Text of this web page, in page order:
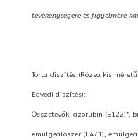
tevékenységére és figyelmére
Torta díszítés (Rózsa kis
Egyedi díszítés):
Összetevők: azorubin (E122)*,
emulgeálószer (E471),